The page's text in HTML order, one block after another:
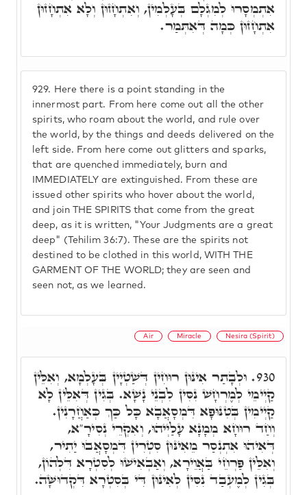
929. Here there is a point standing in the
innermost part. From here come out all the other
spirits, who roam about the world, and rule over
the world, by the things and deeds delivered on the
left side. From here come out glitters and sparks,
that are quenched immediately, burn and
IMMEDIATELY are extinguished. From these are
issued other spirits who hover about the world,
and join THE SPIRITS that come from the great
deep, as it is written, "Your Judgments are a great
deep" (Tehilim 36:7). These are the spirits not
destined to be clothed in this world, WITH THE
GARMENT OF THE WORLD; they are seen and
seen not, as we learned.
אִתְמְסָרוּ לְמִגְלָם בְּעָלְמִין, וְאִתְחָזוּן וְלָא אִתְחָזוּן
אִתְחָזוּן כְּמָה דְּאִתְּמַר.
Air Miracle Nesira (Spirit)
930. וּלְבָתַר אִינּוּן רוּחִין דְּשַׁטְיָין בְּעָלְמָא, וְאִלֵּין
קַיְימֵי לְמֶרְחָשׁ נִסִּין לִבְנֵי נָשָׁא. בְּגִין דְּאִלֵּין לָא
קַיְימִין בְּטִנּוּפָא דִּמְסָאֲבָא כָּל כַּךְ כְּאַחֲרָנִין.
וְחַד רוּחָא מְמָנָא עָלַיְיהוּ, וְאִקְרֵי נְסִירָ"א,
דְּאִיהוּ אִתְנְסַר מֵאִינּוּן סִטְרִין דִּמְסָאֲבוּ יַתִיר,
וְאִלֵּין פַּרְחֵי בַּאֲוֵירָא, וְאַבְאִישׁוּ לְסִטְרָא דִּלְהוֹן,
בְּגִין לְמֶעְבַד נִסִּין לְאִינּוּן דִּי בְּסִטְרָא דִּקְדוּשָּׁה.